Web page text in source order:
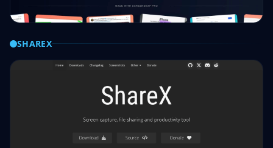
SHAREX